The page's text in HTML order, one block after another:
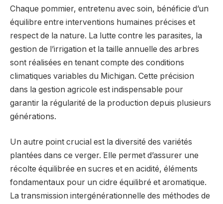
Chaque pommier, entretenu avec soin, bénéficie d’un
équilibre entre interventions humaines précises et
respect de la nature. La lutte contre les parasites, la
gestion de l’irrigation et la taille annuelle des arbres
sont réalisées en tenant compte des conditions
climatiques variables du Michigan. Cette précision
dans la gestion agricole est indispensable pour
garantir la régularité de la production depuis plusieurs
générations.
Un autre point crucial est la diversité des variétés
plantées dans ce verger. Elle permet d’assurer une
récolte équilibrée en sucres et en acidité, éléments
fondamentaux pour un cidre équilibré et aromatique.
La transmission intergénérationnelle des méthodes de